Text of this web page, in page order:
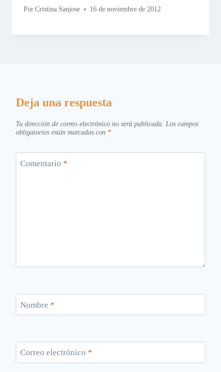
Por Cristina Sanjose 16 de noviembre de 2012
Deja una respuesta
Tu dirección de correo electrónico no será publicada. Los campos
obligatorios están marcados con *
Comentario *
Nombre *
Correo electrónico *